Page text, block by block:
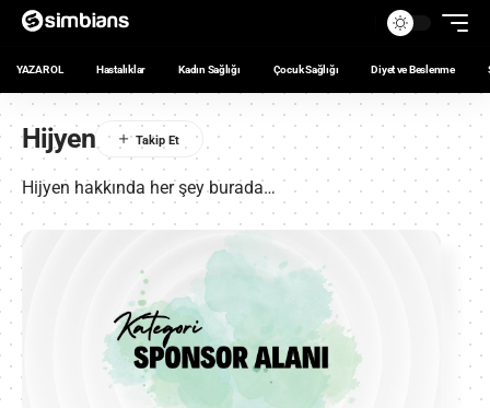
YAZAR OL Hastalıklar Kadın Sağlığı Çocuk Sağlığı Diyet ve Beslenme
Hijyen
Hijyen hakkında her şey burada…